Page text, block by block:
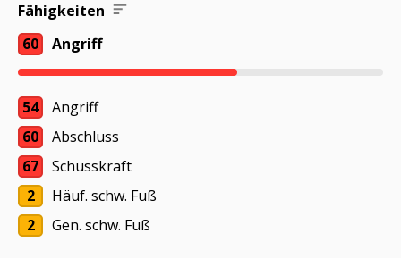
Fähigkeiten
60
Angriff
54
Angriff
60
Abschluss
67
Schusskraft
2
Häuf. schw. Fuß
2
Gen. schw. Fuß